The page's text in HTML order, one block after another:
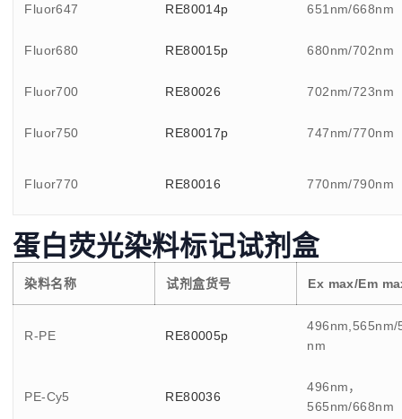
Fluor647 RE80014p 651nm/668nm
Fluor680 RE80015p 680nm/702nm
Fluor700 RE80026 702nm/723nm
Fluor750 RE80017p 747nm/770nm
Fluor770 RE80016 770nm/790nm
蛋白荧光染料标记试剂盒
染料名称 试剂盒货号 Ex max/Em
R-PE RE80005p
496nm,565nm/
nm
PE-Cy5 RE80036
496nm，
565nm/668nm